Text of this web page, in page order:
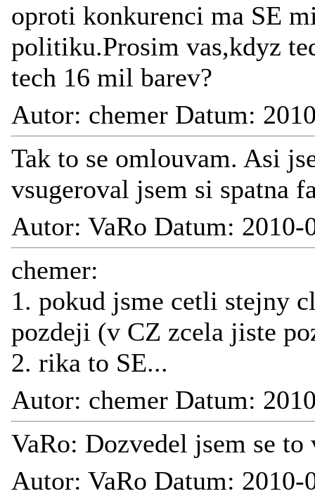
oproti konkurenci ma SE
politiku.Prosim vas,kdyz
tech 16 mil barev?
Autor: chemer Datum:
Tak to se omlouvam. Asi
vsugeroval jsem si spatna
Autor: VaRo Datum: 2010-
chemer:
1. pokud jsme cetli stejny
pozdeji (v CZ zcela jiste
2. rika to SE...
Autor: chemer Datum:
VaRo: Dozvedel jsem se to
Autor: VaRo Datum: 2010-